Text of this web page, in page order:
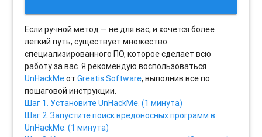
Если ручной метод — не для вас, и хочется более
легкий путь, существует множество
специализированного ПО, которое сделает всю
работу за вас. Я рекомендую воспользоваться
UnHackMeотGreatis Software, выполнив все по
пошаговой инструкции.
Шаг 1. Установите UnHackMe. (1 минута)
Шаг 2. Запустите поиск вредоносных программ в
UnHackMe. (1 минута)